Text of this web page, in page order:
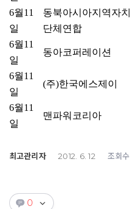
6월11
일
동북아시아지역자치
단체연합
6월11
일
동아코퍼레이션
6월11
일
(주)한국에스제이
6월11
일
맨파워코리아
최고관리자 2012. 6. 12 조회수
0